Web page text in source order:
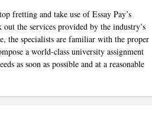
fretting and take use of Essay Pay’s
the services provided by the industry’s
the specialists are familiar with the proper
a world-class university assignment
as soon as possible and at a reasonable